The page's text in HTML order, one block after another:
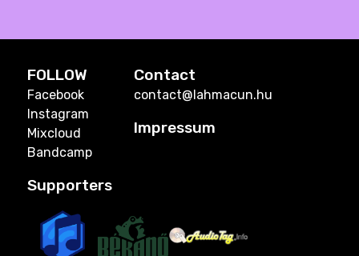
FOLLOW
Facebook
Instagram
Mixcloud
Bandcamp
Contact
contact@lahmacun.hu
Impressum
Supporters